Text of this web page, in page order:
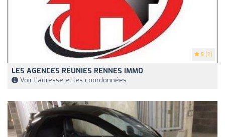
5 (2)
LES AGENCES RÉUNIES RENNES IMMO
Voir l'adresse et les coordonnées